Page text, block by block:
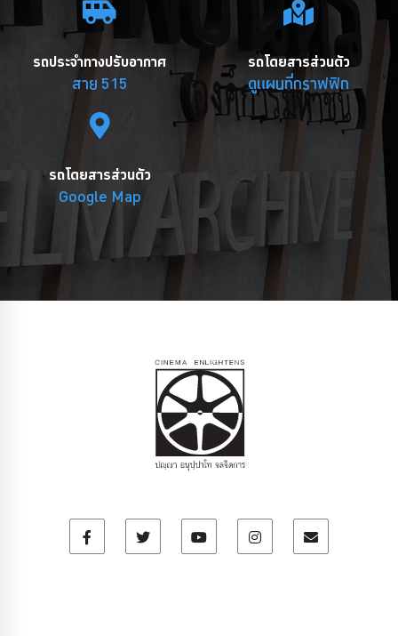
รถประจำทางปรับอากาศ
สาย 515
รถโดยสารส่วนตัว
ดูแผนที่กราฟฟิก
รถโดยสารส่วนตัว
Google Map